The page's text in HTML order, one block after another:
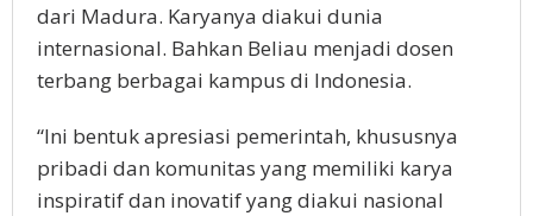
dari Madura. Karyanya diakui dunia
internasional. Bahkan Beliau menjadi dosen
terbang berbagai kampus di Indonesia.
“Ini bentuk apresiasi pemerintah, khususnya
pribadi dan komunitas yang memiliki karya
inspiratif dan inovatif yang diakui nasional